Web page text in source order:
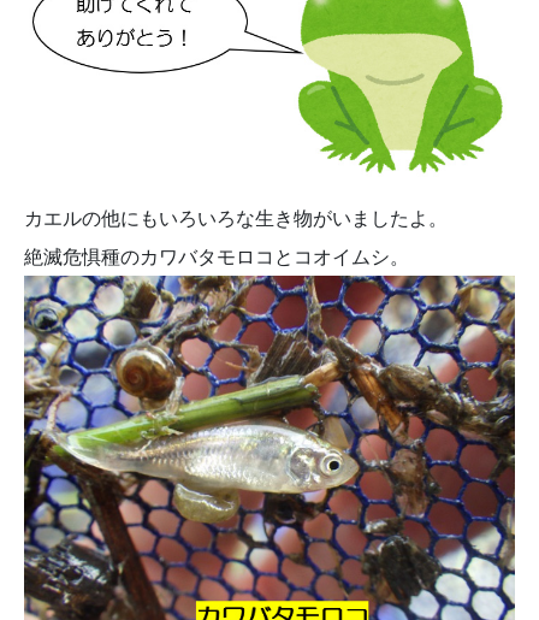
カエルの他にもいろいろな生き物がいましたよ。
絶滅危惧種のカワバタモロコとコオイムシ。